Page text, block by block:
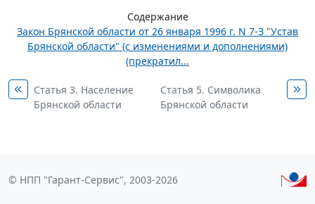
Содержание
Закон Брянской области от 26 января 1996 г. N 7-З "Устав
Брянской области" (с изменениями и дополнениями)
(прекратил...
Статья 3. Население
Брянской области
Статья 5. Символика
Брянской области
© НПП "Гарант-Сервис", 2003-2026